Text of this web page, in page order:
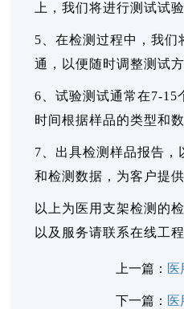
上，我们将进行测试试
5、在检测过程中，我们
通，以便随时调整测试
6、试验测试通常在7-15
时间根据样品的类型和数
7、出具检测样品报告，
和检测数据，为客户提
以上为医用支架检测的
以及服务请联系在线工程
上一篇： 医
下一篇： 医